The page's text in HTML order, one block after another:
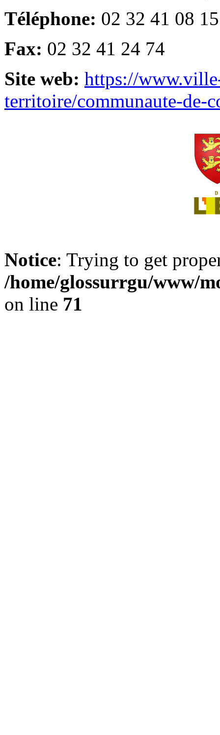
Téléphone: 02 32 41 08 15
Fax: 02 32 41 24 74
Site web: https://
territoire/communaute-de-
Notice: Trying to get
/home/glossurrgu/www/
on line 71